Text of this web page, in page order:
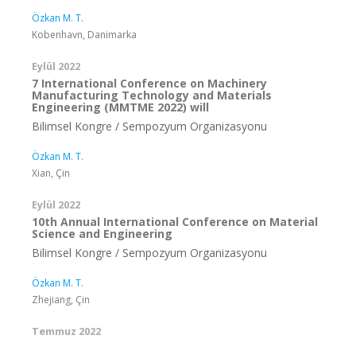
Özkan M. T.
Kobenhavn, Danimarka
Eylül 2022
7 International Conference on Machinery
Manufacturing Technology and Materials
Engineering (MMTME 2022) will
Bilimsel Kongre / Sempozyum Organizasyonu
Özkan M. T.
Xian, Çin
Eylül 2022
10th Annual International Conference on Material
Science and Engineering
Bilimsel Kongre / Sempozyum Organizasyonu
Özkan M. T.
Zhejiang, Çin
Temmuz 2022